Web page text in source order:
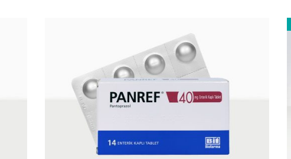
DEVAMINI OKU